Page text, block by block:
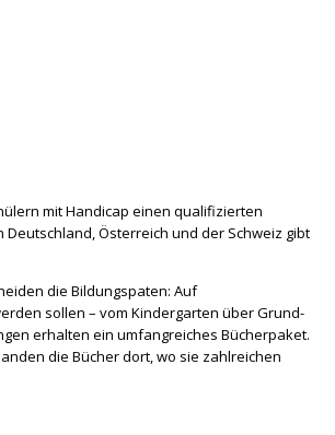
mit Handicap einen qualifizierten
Österreich und der Schweiz gibt
die Bildungspaten: Auf
sollen – vom Kindergarten über Grund-
erhalten ein umfangreiches Bücherpaket.
die Bücher dort, wo sie zahlreichen